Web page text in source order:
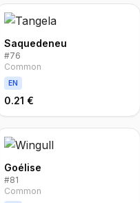
Saquedeneu
#76
Common
EN
0.21 €
Goélise
#81
Common